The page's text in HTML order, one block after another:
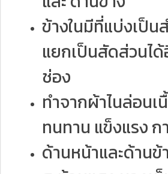
ข้างในมีที่แบ่งเป็น
แยกเป็นสัดส่วนไ
ช่อง
ทำจากผ้าไนล่อนเ
ทนทาน แข็งแรง
ด้านหน้าและด้าน